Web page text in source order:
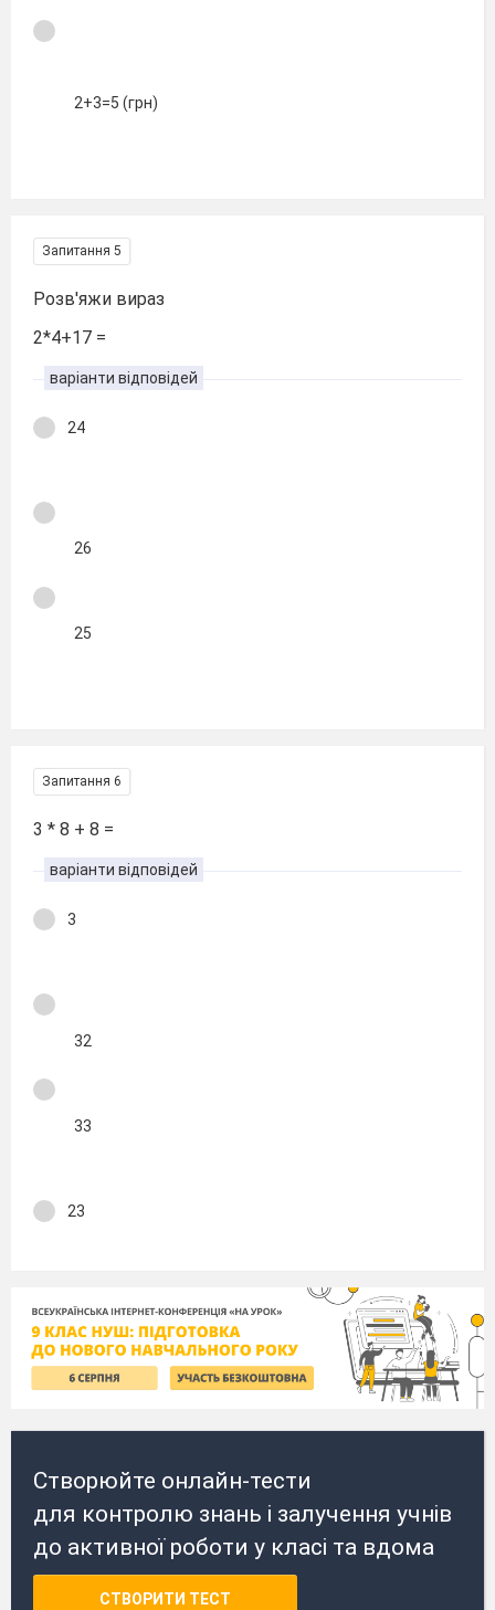
2+3=5 (грн)
Запитання 5
Розв'яжи вираз
2*4+17 =
варіанти відповідей
24
26
25
Запитання 6
3 * 8 + 8 =
варіанти відповідей
3
32
33
23
Створюйте онлайн-тести
для контролю знань і залучення учнів
до активної роботи у класі та вдома
СТВОРИТИ ТЕСТ